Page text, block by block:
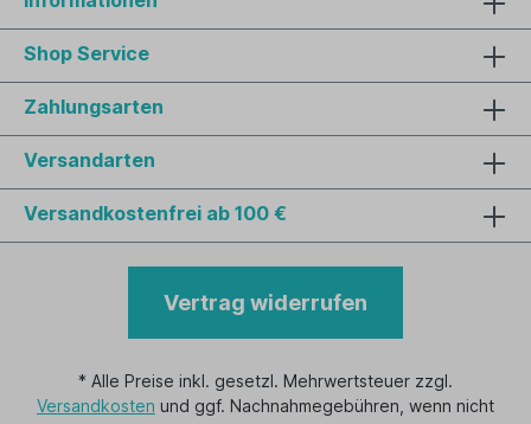
Shop Service
Zahlungsarten
Versandarten
Versandkostenfrei ab 100 €
Vertrag widerrufen
* Alle Preise inkl. gesetzl. Mehrwertsteuer zzgl.
Versandkosten und ggf. Nachnahmegebühren, wenn nicht